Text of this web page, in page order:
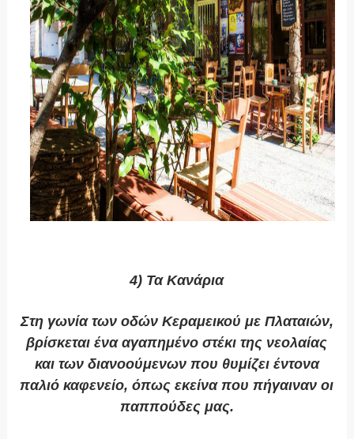
4) Τα Κανάρια
Στη γωνία των οδών Κεραμεικού με Πλαταιών,
βρίσκεται ένα αγαπημένο στέκι της νεολαίας
και των διανοούμενων που θυμίζει έντονα
παλιό καφενείο, όπως εκείνα που πήγαιναν οι
παππούδες μας.